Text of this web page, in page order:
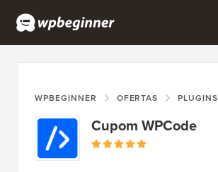
WPBEGINNER OFERTAS PLUGINS
Cupom WPCode